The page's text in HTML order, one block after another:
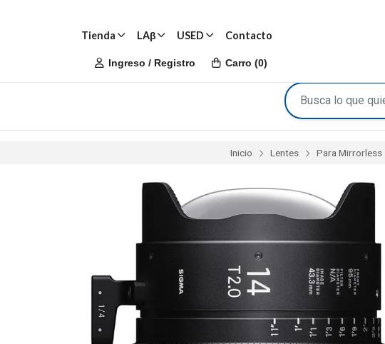
Tienda LAβ USED Contacto
Ingreso / Registro Carro (0)
Inicio Lentes Para Mirrorless